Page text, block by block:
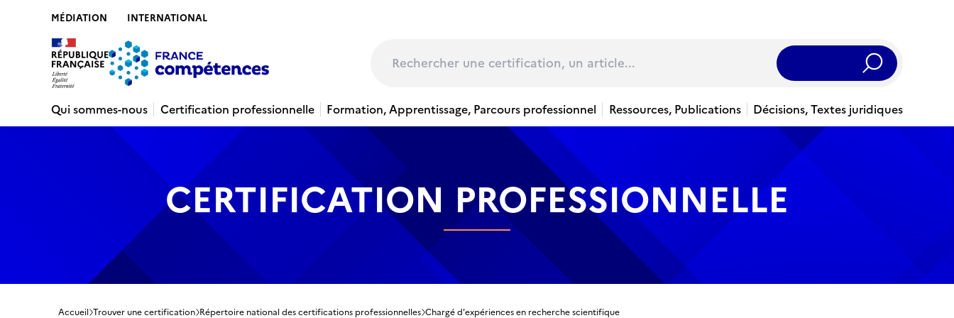
MÉDIATION INTERNATIONAL
Rechercher
Qui sommes-nous
Certification professionnelle Formation, Apprentissage, Parcours professionnel Ressources, Publications Décisions, Textes juridiques
CERTIFICATION PROFESSIONNELLE
Accueil Trouver une certification Répertoire national des certifications professionnelles Chargé d'expériences en recherche scientifique